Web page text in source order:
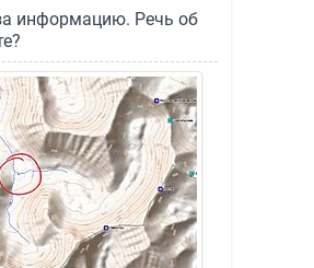
информацию. Речь об